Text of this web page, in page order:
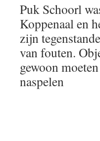
Puk Schoorl
Koppenaal en
zijn
van fouten.
gewoon
naspelen